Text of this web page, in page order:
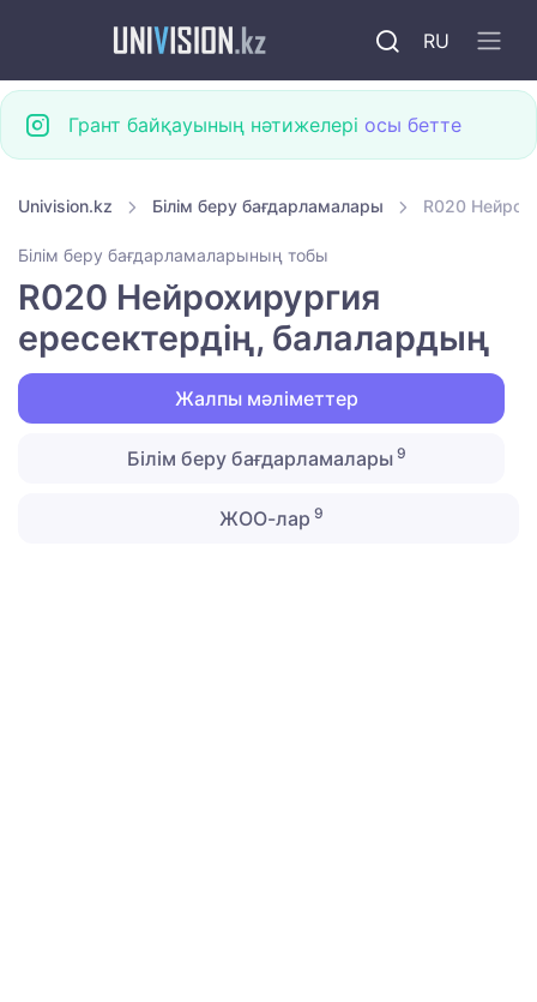
RU
Грант байқауының нәтижелері осы бетте
Univision.kz Білім беру бағдарламалары R020
Білім беру бағдарламаларының тобы
R020 Нейрохирургия
ересектердің, балалардың
Жалпы мәліметтер
Білім беру бағдарламалары9
ЖОО-лар 9